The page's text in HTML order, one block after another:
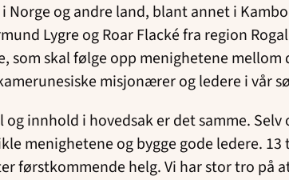
og andre land, blant annet i
Lygre og Roar Flacké fra region
skal følge opp menighetene
misjonærer og ledere i vår
innhold i hovedsak er det samme.
menighetene og bygge gode ledere.
førstkommende helg. Vi har stor tro på